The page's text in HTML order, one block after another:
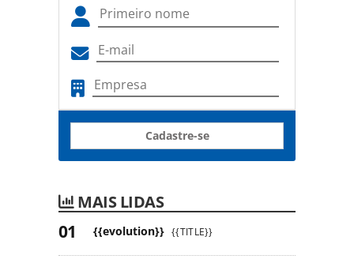
Cadastre-se
MAIS LIDAS
{{evolution}} {{TITLE}}